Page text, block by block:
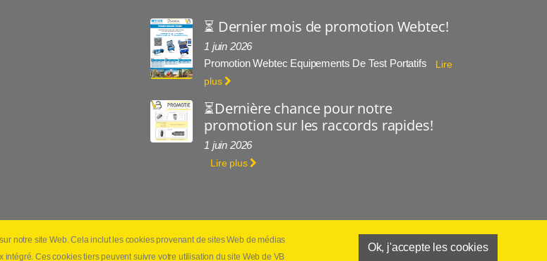
⏳ Dernier mois de promotion Webtec!
1 juin 2026
Promotion Webtec Equipements De Test Portatifs
Lire
plus
⏳Dernière chance pour notre
promotion sur les raccords rapides!
1 juin 2026
Lire plus
de confidentialité Conditions générales de vente
notre site Web. Cela inclut les cookies provenant de sites Web de médias
Ces cookies tiers peuvent suivre votre utilisation du site Web de VB
Ok, j'accepte les cookies